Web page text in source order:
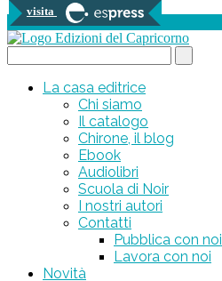
visita
0 prodotti
La casa editrice
Chi siamo
Il catalogo
Chirone, il blog
Ebook
Audiolibri
Scuola di Noir
I nostri autori
Contatti
Pubblica con noi
Lavora con noi
Novità